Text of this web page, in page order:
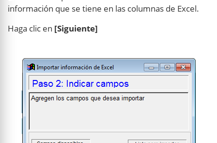
información que se tiene en las columnas de Excel.
Haga clic en [Siguiente]